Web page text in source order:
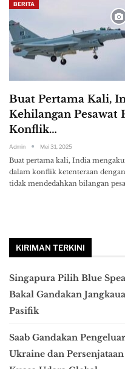
BERITA
Buat Pertama Kali,
Kehilangan Pesawat
Konflik…
Admin Mei 31, 2025
Buat pertama kali, India
dalam konflik ketenteraan
tidak mendedahkan bilangan
KIRIMAN TERKINI
Singapura Pilih Blue
Bakal Gandakan
Pasifik
Saab Gandakan
Ukraine dan